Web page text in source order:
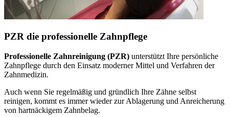
PZR die professionelle Zahnpflege
Professionelle Zahnreinigung (PZR) unterstützt Ihre persönliche
Zahnpflege durch den Einsatz moderner Mittel und Verfahren der
Zahnmedizin.
Auch wenn Sie regelmäßig und gründlich Ihre Zähne selbst
reinigen, kommt es immer wieder zur Ablagerung und Anreicherung
von hartnäckigem Zahnbelag.